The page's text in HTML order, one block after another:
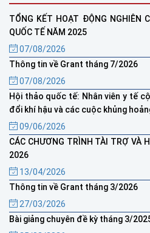
TỔNG KẾT HOẠT ĐỘNG NGHIÊN
QUỐC TẾ NĂM 2025
07/08/2026
Thông tin về Grant tháng 7/2026
07/08/2026
Hội thảo quốc tế: Nhân viên y tế
đổi khí hậu và các cuộc khủng
09/06/2026
CÁC CHƯƠNG TRÌNH TÀI TRỢ VÀ
2026
13/04/2026
Thông tin về Grant tháng 3/2026
27/03/2026
Bài giảng chuyên đề kỳ tháng 3/